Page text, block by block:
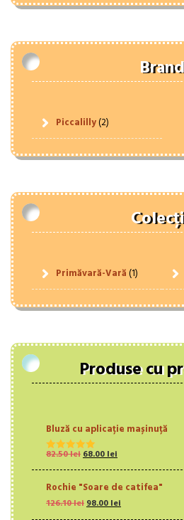
Brand
Piccalilly(2)
Primăvară-Vară(1)
Produse cu
Bluză cu aplicație mașinuță
Evaluat la
82.50lei Prețul
inițial
fost:
82.50 lei.
68.00lei
curent
68.00 lei.
Rochie "Soare de catifea"
126.10lei Prețul
98.00lei